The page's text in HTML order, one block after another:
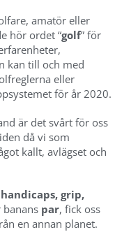
amatör eller
hör ordet “golf” för
kan till och med
eller
för år 2020.
är det svårt för oss
då vi som
kallt, avlägset och
grip,
banans par, fick oss
en annan planet.